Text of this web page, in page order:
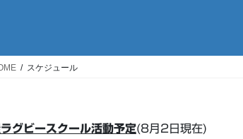
スケジュール
グビースクール活動予定(8月2日現在)